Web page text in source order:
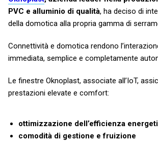
PVC e alluminio di qualità, ha deciso di
della domotica alla propria gamma di
Connettività e domotica rendono
immediata, semplice e completamente
Le finestre Oknoplast, associate all’IoT,
prestazioni elevate e comfort:
ottimizzazione dell’efficienza
comodità di gestione e fruizione